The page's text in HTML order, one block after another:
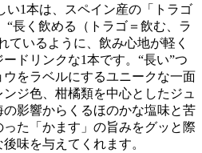
い1本は、スペイン産の「トラゴ
“長く飲める（トラゴ＝飲む、ラ
ているように、飲み心地が軽く
ドリンクな1本です。“長い”つ
をラベルにするユニークな一面
ジ色、柑橘類を中心としたジュ
影響からくるほのかな塩味と苦
た「かます」の旨みをグッと際
味を与えてくれます。